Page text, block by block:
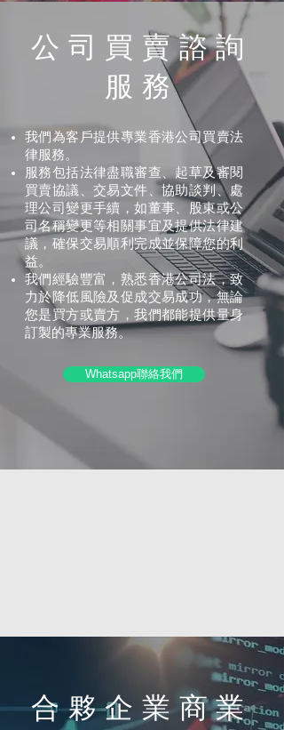
公司買賣諮詢
服務
我們為客戶提供專業香港公司買賣法
律服務。
服務包括法律盡職審查、起草及審閱
買賣協議、交易文件、協助談判、處
理公司變更手續，如董事、股東或公
司名稱變更等相關事宜及提供法律建
議，確保交易順利完成並保障您的利
益。
我們經驗豐富，熟悉香港公司法，致
力於降低風險及促成交易成功，無論
您是買方或賣方，我們都能提供量身
訂製的專業服務。
Whatsapp聯絡我們
合夥企業​商業